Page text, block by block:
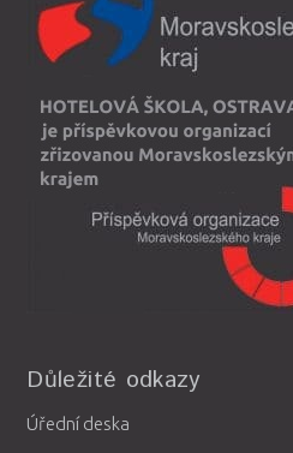
Důležité odkazy
Úřední deska